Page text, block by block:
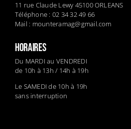
11 rue Claude Lewy 45100 ORLEANS
Téléphone : 02 34 32 49 66
Mail : mounteramag@gmail.com
HORAIRES
Du MARDI au VENDREDI
de 10h à 13h / 14h à 19h
Le SAMEDI de 10h à 19h
sans interruption